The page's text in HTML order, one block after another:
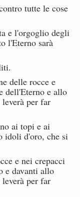
tutte le cose
e l'orgoglio degli
l'Eterno sarà
delle rocce e
dell'Eterno e allo
leverà per far
ai topi e ai
idoli d'oro, che si
e nei crepacci
e davanti allo
leverà per far